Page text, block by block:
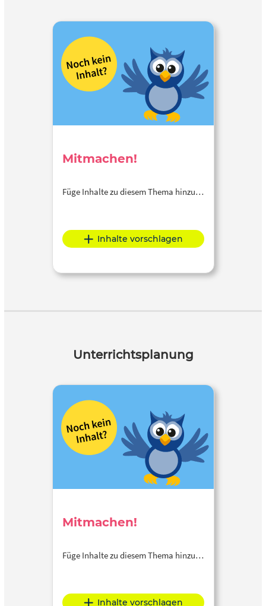
Mitmachen!
Füge Inhalte zu diesem Thema hinzu…
Inhalte vorschlagen
Unterrichtsplanung
Mitmachen!
Füge Inhalte zu diesem Thema hinzu…
Inhalte vorschlagen